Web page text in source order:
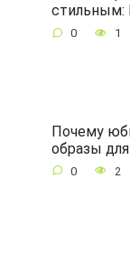
стильным:
0 1
Почему
образы
0 2